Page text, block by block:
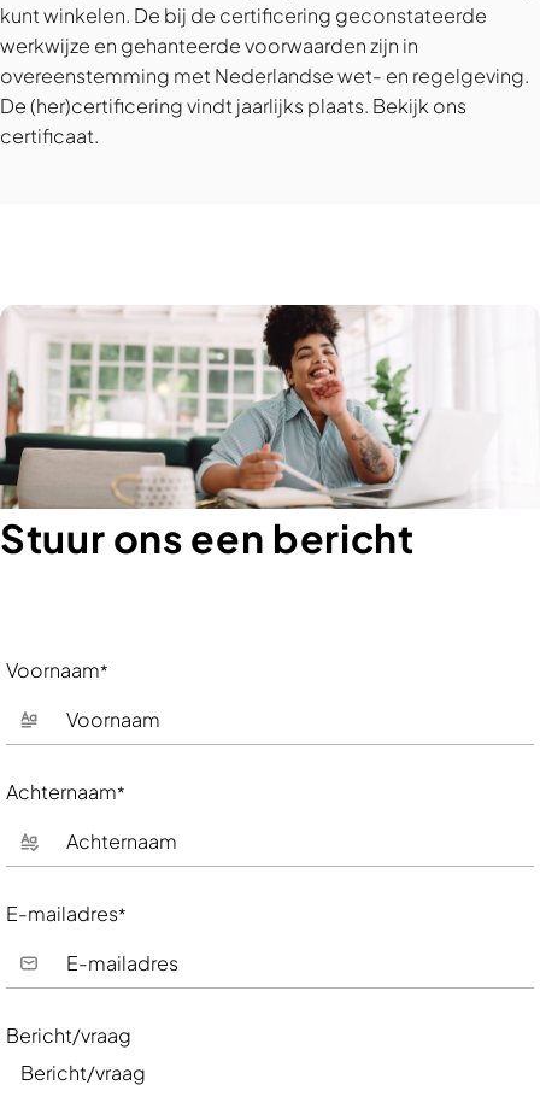
kunt winkelen. De bij de certificering geconstateerde
werkwijze en gehanteerde voorwaarden zijn in
overeenstemming met Nederlandse wet- en regelgeving.
De (her)certificering vindt jaarlijks plaats. Bekijk ons
certificaat.
Stuur ons een bericht
Voornaam*
Achternaam*
E-mailadres*
Bericht/vraag